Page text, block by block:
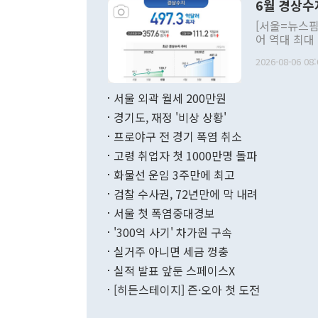
주의적 희망
관의 대북
관 부처 장
관의 무리한
다. [정동영 통일부 장관이 지난달 23일 오후 서울 종로구 정부서울청사에
무너졌다고
함께 4자 대
"우리의 선
6월 경상
[서울=뉴스
어 역대 최
료=한국은행] 한국은행이 6일 발표한 '2026년 6월 국제수지(잠정)'
며 월간 기
196.9% 급
수출은
기록했지만
로 전환됐다.
2026-08-06
서울 외곽 월세 200만원
경기도, 재정 '비상 상황'
프로야구 전 경기 폭염 취소
고령 취업자 첫 1000만명 돌파
화물선 운임 3주만에 최고
검찰 수사권, 72년만에 막 내려
서울 첫 폭염중대경보
'300억 사기' 차가원 구속
실거주 아니면 세금 껑충
실적 발표 앞둔 스페이스X
[히든스테이지] 즌·오아 첫 도전